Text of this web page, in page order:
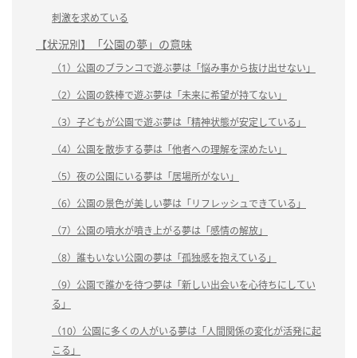
刺激を求めている
【状況別】「公園の夢」の意味
（1）公園のブランコで遊ぶ夢は「悩み事から抜け出せない」
（2）公園の鉄棒で遊ぶ夢は「未来に希望が持てない」
（3）子どもが公園で遊ぶ夢は「精神状態が安定している」
（4）公園を散歩する夢は「他者への理解を深めたい」
（5）夜の公園にいる夢は「居場所がない」
（6）公園の景色が美しい夢は「リフレッシュできている」
（7）公園の噴水が噴き上がる夢は「感情の解放」
（8）誰もいない公園の夢は「孤独感を抱えている」
（9）公園で誰かを待つ夢は「新しい出会いを心待ちにしてい
る」
（10）公園に多くの人がいる夢は「人間関係の変化が活発に起
こる」